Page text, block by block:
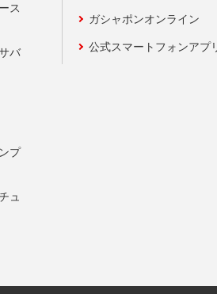
ス
バ
プ
ュ
ガシャポンオンライン
公式スマートフォンアプ